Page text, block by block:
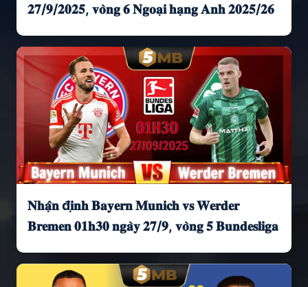
𝟐𝟕/𝟗/𝟐𝟎𝟐𝟓, 𝐯𝐨̀𝐧𝐠 𝟔 𝐍𝐠𝐨𝐚̣𝐢 𝐡𝐚̣𝐧𝐠 𝐀𝐧𝐡 𝟐𝟎𝟐𝟓/𝟐𝟔
𝐍𝐡𝐚̣̂𝐧 đ𝐢̣𝐧𝐡 𝐁𝐚𝐲𝐞𝐫𝐧 𝐌𝐮𝐧𝐢𝐜𝐡 𝐯𝐬 𝐖𝐞𝐫𝐝𝐞𝐫
𝐁𝐫𝐞𝐦𝐞𝐧 𝟎𝟏𝐡𝟑𝟎 𝐧𝐠𝐚̀𝐲 𝟐𝟕/𝟗, 𝐯𝐨̀𝐧𝐠 𝟓 𝐁𝐮𝐧𝐝𝐞𝐬𝐥𝐢𝐠𝐚